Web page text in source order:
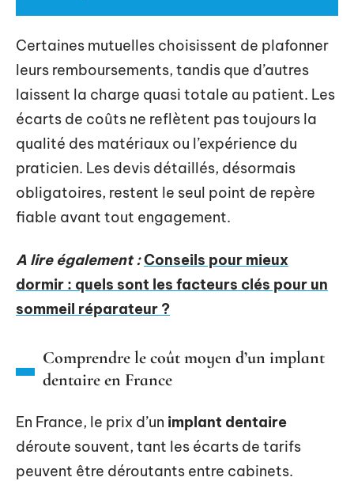
Certaines mutuelles choisissent de plafonner
leurs remboursements, tandis que d’autres
laissent la charge quasi totale au patient. Les
écarts de coûts ne reflètent pas toujours la
qualité des matériaux ou l’expérience du
praticien. Les devis détaillés, désormais
obligatoires, restent le seul point de repère
fiable avant tout engagement.
A lire également :Conseils pour mieux
dormir : quels sont les facteurs clés pour un
sommeil réparateur ?
Comprendre le coût moyen d’un implant
dentaire en France
En France, le prix d’un implant dentaire
déroute souvent, tant les écarts de tarifs
peuvent être déroutants entre cabinets.